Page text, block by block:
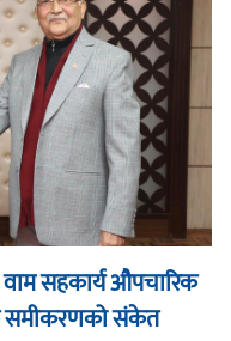
सहकार्य औपचारिक
समीकरणको संकेत